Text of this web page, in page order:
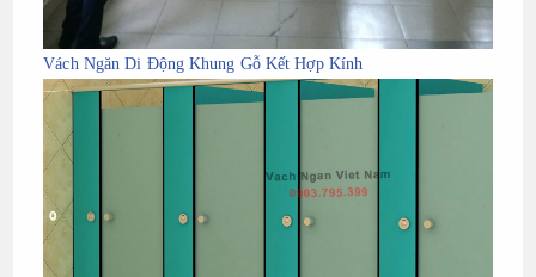
Vách Ngăn Di Động Khung Gỗ Kết Hợp Kính